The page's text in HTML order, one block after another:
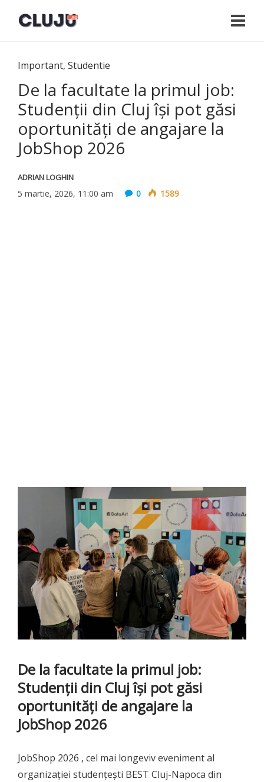
Important, Studentie
De la facultate la primul job:
Studenții din Cluj își pot găsi
oportunități de angajare la
JobShop 2026
ADRIAN LOGHIN
5 martie, 2026, 11:00 am 0 1589
De la facultate la primul job:
Studenții din Cluj își pot găsi
oportunități de angajare la
JobShop 2026
JobShop 2026 , cel mai longeviv eveniment al
organizației studențești BEST Cluj-Napoca din